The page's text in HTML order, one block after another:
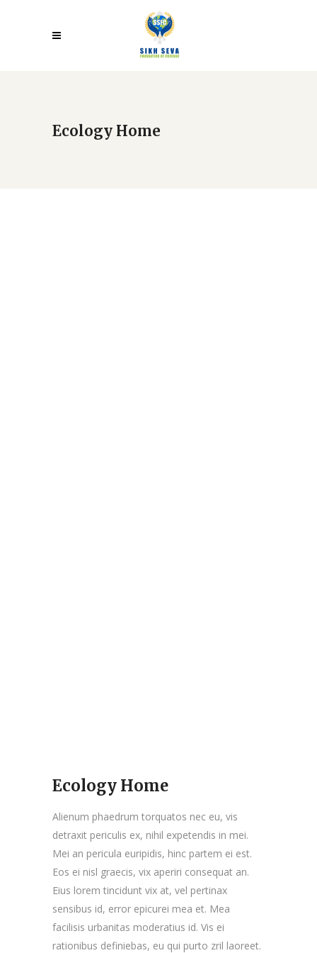
Ecology Home
Ecology Home
Alienum phaedrum torquatos nec eu, vis
detraxit periculis ex, nihil expetendis in mei.
Mei an pericula euripidis, hinc partem ei est.
Eos ei nisl graecis, vix aperiri consequat an.
Eius lorem tincidunt vix at, vel pertinax
sensibus id, error epicurei mea et. Mea
facilisis urbanitas moderatius id. Vis ei
rationibus definiebas, eu qui purto zril laoreet.